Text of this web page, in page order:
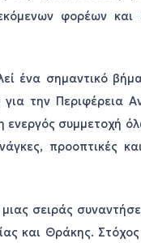
φορέων και
ένα σημαντικό
για την
ενεργός συμμετοχή
προοπτικές
σειράς
και Θράκης.